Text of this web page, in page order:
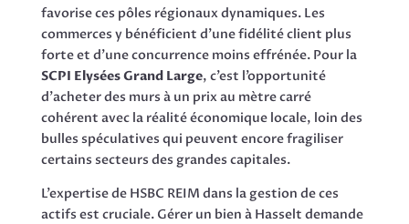
favorise ces pôles régionaux dynamiques. Les
commerces y bénéficient d’une fidélité client plus
forte et d’une concurrence moins effrénée. Pour la
SCPI Elysées Grand Large, c’est l’opportunité
d’acheter des murs à un prix au mètre carré
cohérent avec la réalité économique locale, loin des
bulles spéculatives qui peuvent encore fragiliser
certains secteurs des grandes capitales.
L’expertise de HSBC REIM dans la gestion de ces
actifs est cruciale. Gérer un bien à Hasselt demande